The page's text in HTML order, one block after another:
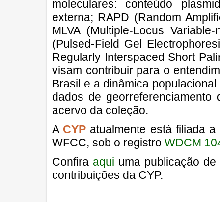
moleculares: conteúdo
externa; RAPD (Random
MLVA (Multiple-Locus
(Pulsed-Field Gel
Regularly Interspaced Short
visam contribuir para o
Brasil e a dinâmica
dados de
acervo da coleção.
A CYP atualmente está filiada a
WFCC, sob o registro WDCM
Confira aqui uma publicação
contribuições da CYP.